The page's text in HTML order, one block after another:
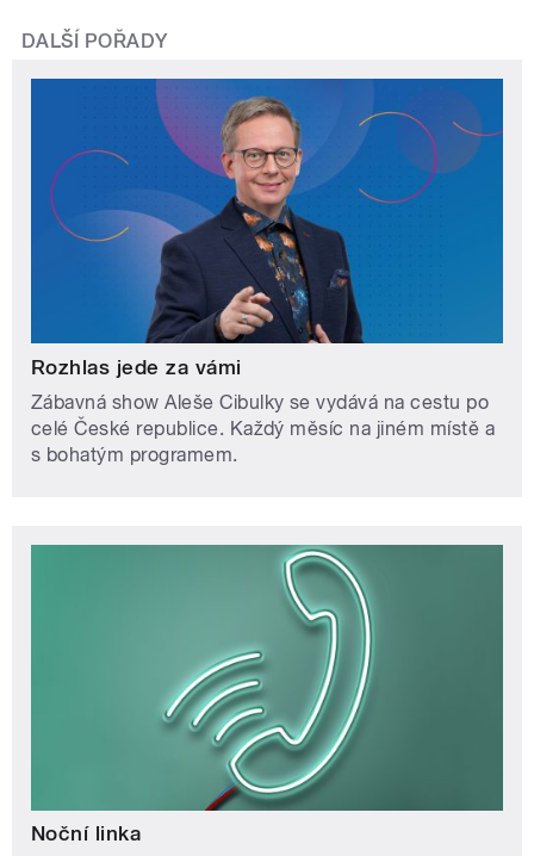
DALŠÍ POŘADY
Rozhlas jede za vámi
Zábavná show Aleše Cibulky se vydává na cestu po
celé České republice. Každý měsíc na jiném místě a
s bohatým programem.
Noční linka